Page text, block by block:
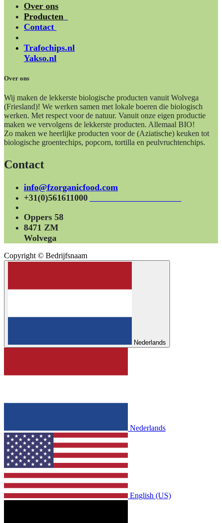
Over ons
Producten
Contact
Trafochips.nl
Yakso.nl
Over ons
Wij maken de lekkerste biologische producten vanuit Wolvega
(Friesland)! We werken samen met lokale boeren die biologisch
werken. Met respect voor de natuur. Vanuit onze eigen productie
maken we vervolgens de lekkerste producten. Allemaal BIO!
Zo maken we heerlijke producten voor de (Aziatische) keuken tot
biologische groentechips, popcorn, tortilla en peulvruchtenchips.
Contact
info@fzorganicfood.com
+31(0)561611000
Oppers 58
8471 ZM
Wolvega
Copyright © Bedrijfsnaam
Nederlands
Nederlands
English (US)